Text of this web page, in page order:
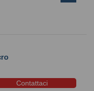
Contattaci